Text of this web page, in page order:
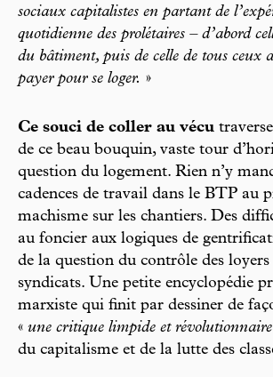
sociaux capitalistes en partant de
quotidienne des prolétaires – d’abord
du bâtiment, puis de celle de tous ceux
payer pour se loger. »
Ce souci de coller au vécu
de ce beau bouquin, vaste tour
question du logement. Rien n’y
cadences de travail dans le BTP au
machisme sur les chantiers. Des
au foncier aux logiques de
de la question du contrôle des loyers
syndicats. Une petite encyclopédie
marxiste qui finit par dessiner de
« une critique limpide et révolutionnaire
du capitalisme et de la lutte des